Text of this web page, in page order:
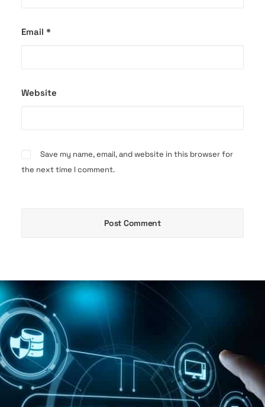
Email *
Website
Save my name, email, and website in this browser for
the next time I comment.